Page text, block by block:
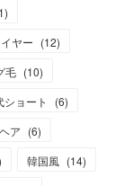
)
ヤー (12)
毛 (10)
ショート (6)
ア (6)
韓国風 (14)